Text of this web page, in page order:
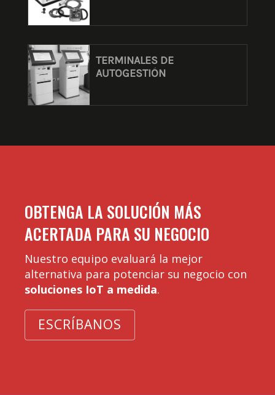
TERMINALES DE
AUTOGESTIÓN
OBTENGA LA SOLUCIÓN MÁS
ACERTADA PARA SU NEGOCIO
Nuestro equipo evaluará la mejor
alternativa para potenciar su negocio con
soluciones IoT a medida.
ESCRÍBANOS